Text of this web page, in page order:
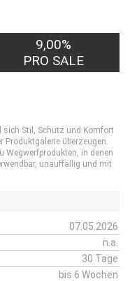
9,00%
PRO SALE
sich Stil, Schutz und Komfort
Produktgalerie überzeugen.
Wegwerfprodukten, in denen
unauffällig und mit
07.05.2026
n.a.
30 Tage
bis 6 Wochen